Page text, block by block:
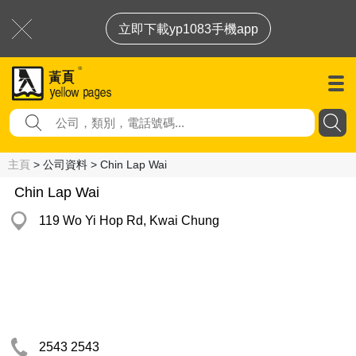
立即下載yp1083手機app
主頁 > 公司資料 > Chin Lap Wai
Chin Lap Wai
119 Wo Yi Hop Rd, Kwai Chung
2543 2543